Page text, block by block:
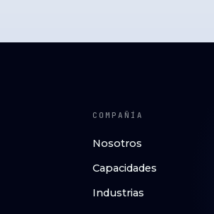
COMPAÑÍA
Nosotros
Capacidades
Industrias